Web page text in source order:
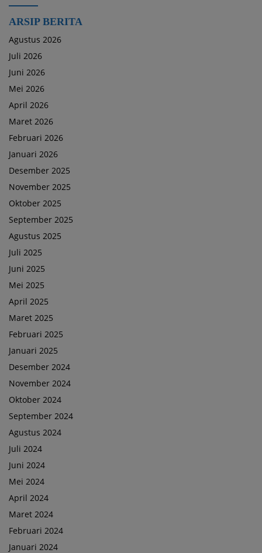
ARSIP BERITA
Agustus 2026
Juli 2026
Juni 2026
Mei 2026
April 2026
Maret 2026
Februari 2026
Januari 2026
Desember 2025
November 2025
Oktober 2025
September 2025
Agustus 2025
Juli 2025
Juni 2025
Mei 2025
April 2025
Maret 2025
Februari 2025
Januari 2025
Desember 2024
November 2024
Oktober 2024
September 2024
Agustus 2024
Juli 2024
Juni 2024
Mei 2024
April 2024
Maret 2024
Februari 2024
Januari 2024